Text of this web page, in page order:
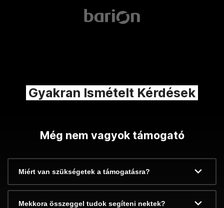
Gyakran Ismételt Kérdések
Még nem vagyok támogató
Miért van szükségetek a támogatásra?
Mekkora összeggel tudok segíteni nektek?